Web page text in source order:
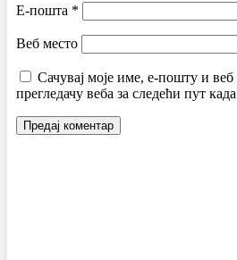
Е-пошта *
Веб место
Сачувај моје име, е-пошту и
прегледачу веба за следећи пут